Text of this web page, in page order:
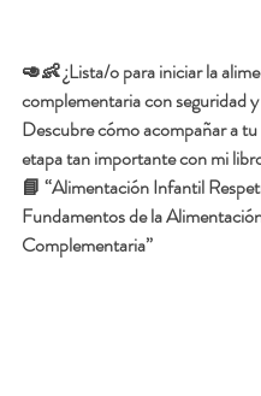
🥑👶 ¿Lista/o para iniciar la
complementaria con seguridad
Descubre cómo acompañar a tu
etapa tan importante con mi
📘 “Alimentación Infantil
Fundamentos de la
Complementaria”